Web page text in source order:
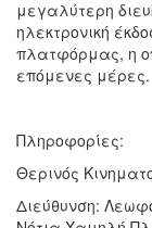
μεγαλύτερη
ηλεκτρονική
πλατφόρμας, η
επόμενες μέρες.
Πληροφορίες:
Θερινός
Διεύθυνση: